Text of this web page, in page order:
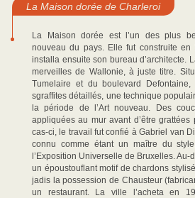
La Maison dorée de Charleroi
La Maison dorée est l’un des plus
nouveau du pays. Elle fut construite
installa ensuite son bureau d’architecte.
merveilles de Wallonie, à juste titre.
Tumelaire et du boulevard
sgraffites détaillés, une technique
la période de l’Art nouveau. Des
appliquées au mur avant d’être
cas-ci, le travail fut confié à Gabriel van
connu comme étant un maître du
l’Exposition Universelle de Bruxelles.
un époustouflant motif de chardons
jadis la possession de Chausteur
un restaurant. La ville l’acheta en